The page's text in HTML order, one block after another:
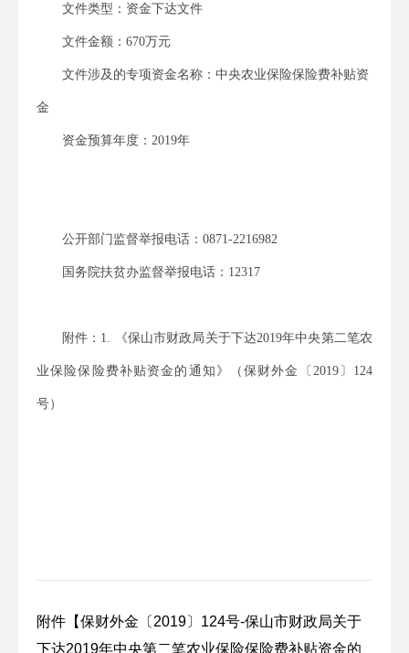
文件类型：资金下达文件
文件金额： 670万元
文件涉及的专项资金名称： 中央农业保险保险费补贴资
金
资金预算年度： 2019年
公开部门监督举报电话： 0871-2216982
国务院扶贫办监督举报电话： 12317
附件： 1. 《保山市财政局关于下达2019年中央第二笔农
业保险保险费补贴资金的通知 》（保财外金〔 2019〕 124
号）
附件【保财外金〔2019〕124号-保山市财政局关于
下达2019年中央第二笔农业保险保险费补贴资金的